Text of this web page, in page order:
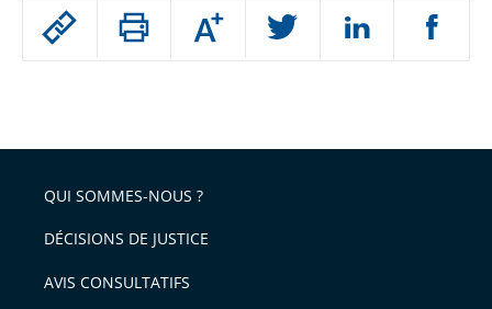
Passer
arriver
après
Augmenter
ou
l'article
pour
avant
QUI SOMMES-NOUS ?
DÉCISIONS DE JUSTICE
AVIS CONSULTATIFS